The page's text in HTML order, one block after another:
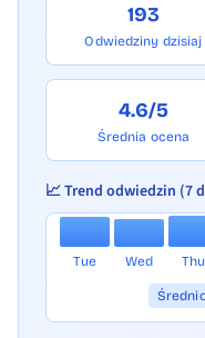
193
Odwiedziny dzisiaj
4.6/5
Średnia ocena
📈 Trend odwiedzin (7
Tue Wed Thu